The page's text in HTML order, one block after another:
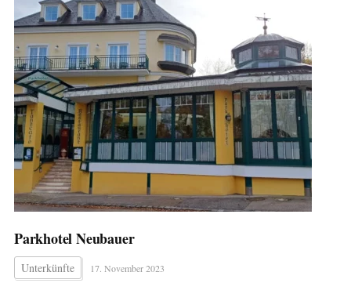
Parkhotel Neubauer
Unterkünfte 17. November 2023